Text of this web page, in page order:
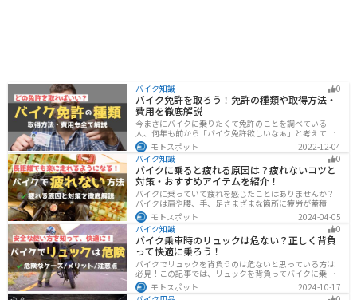
バイク知識 0
バイク免許を取ろう！免許の種類や取得方法・
費用を徹底解説
今まさにバイクに乗りたくて免許のことを調べている
人、何年も前から「バイク免許欲しいなぁ」と考えてい
るうちに時間ばかりが経っている人。そんな人々に役立
つ情報を分かりやすくまとめました。バイク免許の種類
や、免許を取るための方法や必要な費用・日数などにつ
いて解説します。
モトスポット
2022-12-04
バイク知識
0
バイクに乗ると疲れる原因は？疲れないコツと
対策・おすすめアイテムを紹介！
バイクに乗っていて疲れを感じたことはありませんか？
バイクは肩や腰、手、足さまざまな箇所に疲労が蓄積し
やすい乗り物です。できるなら楽に乗りたいですよね。
原因を知り対策を重ねておけば今よりもっと快適に走行
することができます。
モトスポット
2024-04-05
バイク知識
0
バイク乗車時のリュックは危ない？正しく背負
って快適に乗ろう！
バイクでリュックを背負うのは危ないと思っている方は
必見！この記事では、リュックを背負ってバイクに乗る
リスクと、安全な方法を紹介しています。実は、荷物の
量や配置を工夫することで、安全にリュックを使用する
モトスポット
2024-10-17